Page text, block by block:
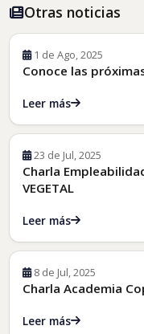
Otras noticias
1 de Ago, 2025
Conoce las
Leer más
23 de Jul, 2025
Charla
VEGETAL
Leer más
8 de Jul, 2025
Charla Academia
Leer más